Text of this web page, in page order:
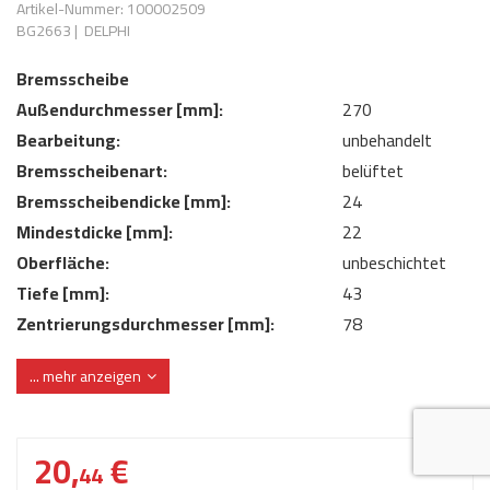
Werkzeuge & kleine
Lokring
Fittinge/
Elektrik
Kupplung/-anbauteile
Abgasanlage
Wischerblätter
Benzineinspritzung
Reiniger/
Dichtmasse
Prüföl
Öle
ANMELDEN
REGISTRIEREN
MERKZETTEL
zum B2B Shop
für Werkstattkunden
Artikel-Nummer: 100002509
BG2663| DELPHI
Bremsscheibe
Außendurchmesser [mm]:
270
Bearbeitung:
unbehandelt
Bremsscheibenart:
belüftet
Bremsscheibendicke [mm]:
24
Mindestdicke [mm]:
22
Oberfläche:
unbeschichtet
Tiefe [mm]:
43
Zentrierungsdurchmesser [mm]:
78
... mehr anzeigen
20,44€